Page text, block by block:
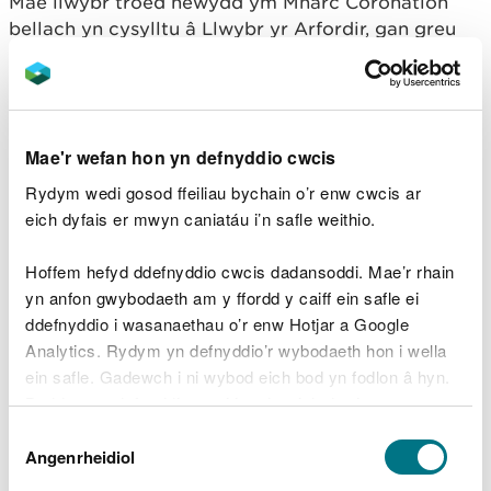
Mae'r wefan hon yn defnyddio cwcis
Rydym wedi gosod ffeiliau bychain o’r enw cwcis ar
eich dyfais er mwyn caniatáu i’n safle weithio.
Hoffem hefyd ddefnyddio cwcis dadansoddi. Mae’r rhain
yn anfon gwybodaeth am y ffordd y caiff ein safle ei
ddefnyddio i wasanaethau o’r enw Hotjar a Google
Analytics. Rydym yn defnyddio’r wybodaeth hon i wella
ein safle. Gadewch i ni wybod eich bod yn fodlon â hyn.
Byddwn yn defnyddio cwci i gadw eich dewis.
Gellirdarllen mwy am ein cwcis cyn i chi ddewis.
Caniatâd
Angenrheidiol
bellach yn cysylltu â Llwybr yr Arfordir, gan greu
llwybr cerdded cylchol gyda golygfannau newydd
dros Afon Wysg.
llwyni yn ystod y gwaith adeiladu, mae tair
Coronation, sy'n cynnwys 1,600 o goed ifanc, gan
gyfrannu at fioamrywiaeth a lleihau carbon.
Cafodd ymrwymiad y cynllun i gynaliadwyedd ei
gydnabod yn ddiweddar yng Ngwobrau ICE
(Sefydliad Peirianwyr Sifil) Cymru, lle derbyniodd
Wobr Cynaliadwyedd Bill Ward. Mae'r wobr
fawreddog hon yn tynnu sylw at lwyddiant y
prosiect wrth gyflawni buddion amgylcheddol,
cymdeithasol ac economaidd hirdymor i'r
gymuned.